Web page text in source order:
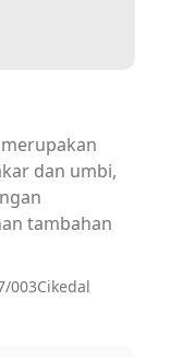
dan umbi,
tambahan
003Cikedal